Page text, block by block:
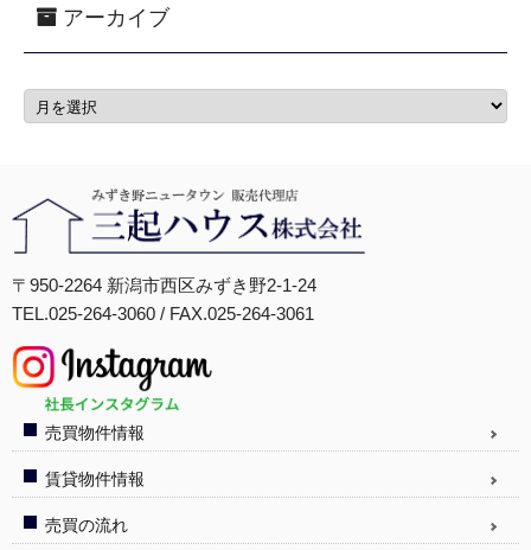
アーカイブ
〒950-2264 新潟市西区みずき野2-1-24
TEL.025-264-3060 / FAX.025-264-3061
売買物件情報
賃貸物件情報
売買の流れ